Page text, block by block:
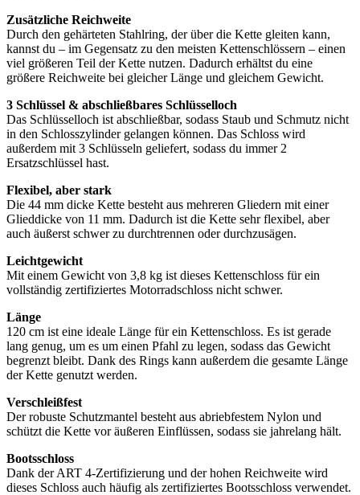
Zusätzliche Reichweite
Durch den gehärteten Stahlring, der über die Kette gleiten kann,
kannst du – im Gegensatz zu den meisten Kettenschlössern – einen
viel größeren Teil der Kette nutzen. Dadurch erhältst du eine
größere Reichweite bei gleicher Länge und gleichem Gewicht.
3 Schlüssel & abschließbares Schlüsselloch
Das Schlüsselloch ist abschließbar, sodass Staub und Schmutz nicht
in den Schlosszylinder gelangen können. Das Schloss wird
außerdem mit 3 Schlüsseln geliefert, sodass du immer 2
Ersatzschlüssel hast.
Flexibel, aber stark
Die 44 mm dicke Kette besteht aus mehreren Gliedern mit einer
Glieddicke von 11 mm. Dadurch ist die Kette sehr flexibel, aber
auch äußerst schwer zu durchtrennen oder durchzusägen.
Leichtgewicht
Mit einem Gewicht von 3,8 kg ist dieses Kettenschloss für ein
vollständig zertifiziertes Motorradschloss nicht schwer.
Länge
120 cm ist eine ideale Länge für ein Kettenschloss. Es ist gerade
lang genug, um es um einen Pfahl zu legen, sodass das Gewicht
begrenzt bleibt. Dank des Rings kann außerdem die gesamte Länge
der Kette genutzt werden.
Verschleißfest
Der robuste Schutzmantel besteht aus abriebfestem Nylon und
schützt die Kette vor äußeren Einflüssen, sodass sie jahrelang hält.
Bootsschloss
Dank der ART 4-Zertifizierung und der hohen Reichweite wird
dieses Schloss auch häufig als zertifiziertes Bootsschloss verwendet.